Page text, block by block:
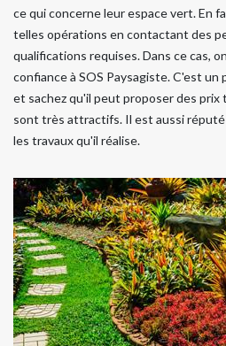
ce qui concerne leur espace vert. En
telles opérations en contactant des
qualifications requises. Dans ce cas,
confiance à SOS Paysagiste. C'est
et sachez qu'il peut proposer des
sont très attractifs. Il est aussi
les travaux qu'il réalise.